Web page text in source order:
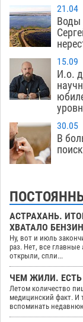
21.04
Воды
15.09
И.о.
30.05
В
АСТРАХАНЬ.
ХВАТАЛО
Ну, вот и июль
раз. Нет, все
открыли, спли...
ЧЕМ ЖИЛИ. ЕСТЬ
Летом количество
медицинский факт. И
вспоминать